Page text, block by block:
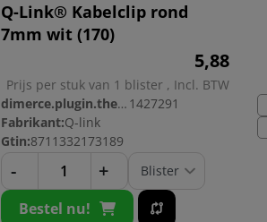
Q-Link® Kabelclip rond
7mm wit (170)
5,88
Prijs per stuk van 1 blister , Incl. BTW
dimerce.plugin.theme.productnr: 1427291
Fabrikant:Q-link
Gtin:8711332173189
- +
Bestel nu!